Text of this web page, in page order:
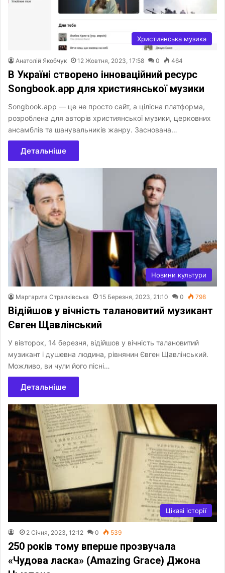
Християнська музика
Анатолій Якобчук 12 Жовтня, 2023, 17:58 0 464
В Україні створено інноваційний ресурс
Songbook.app для християнської музики
Songbook.app — це не просто сайт, а цілісна платформа,
розроблена для авторів християнської музики, церковних
ансамблів та шанувальників жанру. Заснована…
Детальніше
Новини культури
Маргарита Стралківська 15 Березня, 2023, 21:10 0 798
Відійшов у вічність талановитий музикант
Євген Щавлінський
У вівторок, 14 березня, відійшов у вічність талановитий
музикант і душевна людина, рівнянин Євген Щавлінський.
Можливо, ви чули його пісні…
Детальніше
Цікаві історії
2 Січня, 2023, 12:12 0 539
250 років тому вперше прозвучала
«Чудова ласка» (Amazing Grace) Джона